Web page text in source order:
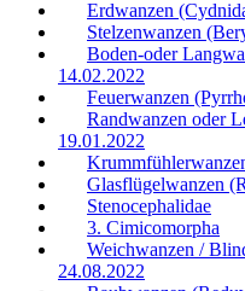
Erdwanzen
Stelzenwanzen
Boden-oder
14.02.2022
Feuerwanzen
Randwanzen oder
19.01.2022
Glasflügelwanzen
Stenocephalidae
3. Cimicomorpha
Weichwanzen /
24.08.2022